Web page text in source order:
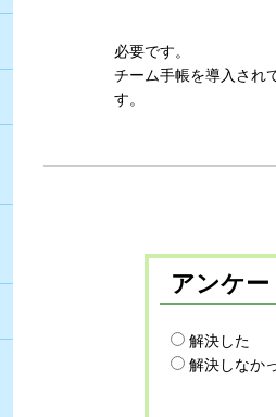
必要です。
チーム手帳を導入され
す。
アンケ
解決した
解決しなか